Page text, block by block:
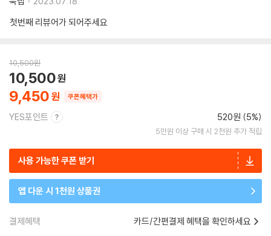
첫번째 리뷰어가 되어주세요
10,500원
9,450
10,500
쿠폰혜택가
YES포인트 520원 (5%)
5만원 이상 구매 시 2천원 추가 적립
사용 가능한 쿠폰 받기
앱 다운 시 1천원 상품권
결제혜택 카드/간편결제 혜택을 확인하세요